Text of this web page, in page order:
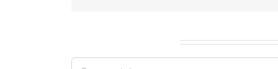
Commentaire